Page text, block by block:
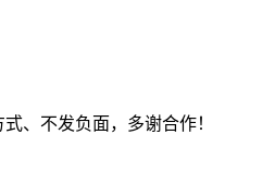
、不发负面，多谢合作！